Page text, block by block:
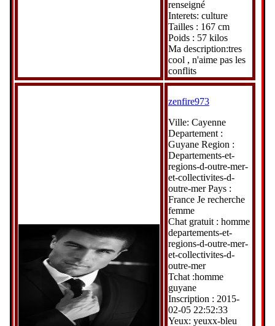
renseigné
Interets: culture
Tailles : 167 cm
Poids : 57 kilos
Ma description:tres
cool , n'aime pas les
conflits
zenfire973
Ville: Cayenne
Departement :
Guyane Region :
Departements-et-
regions-d-outre-mer-
et-collectivites-d-
outre-mer Pays :
France Je recherche
femme
Chat gratuit : homme
departements-et-
regions-d-outre-mer-
et-collectivites-d-
outre-mer
Tchat :homme
guyane
Inscription : 2015-
02-05 22:52:33
Yeux: yeuxx-bleu